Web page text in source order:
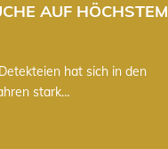
AUF HÖCHSTEM
hat sich in den
stark…